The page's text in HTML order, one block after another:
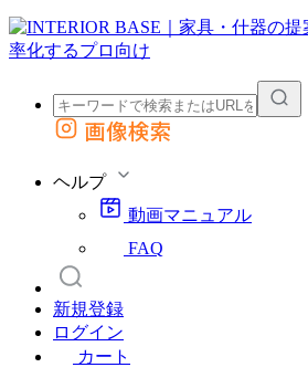
外部サイトの商品をカートに追加
画像検索
ヘルプ
動画マニュアル
FAQ
新規登録
ログイン
カート